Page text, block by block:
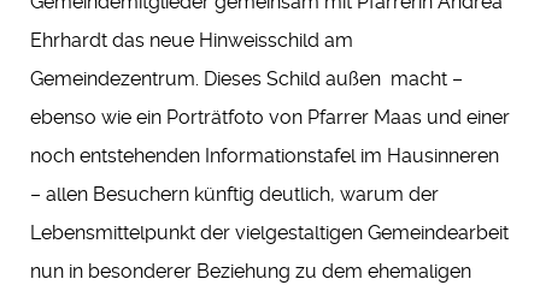
Ehrhardt das neue Hinweisschild am
Gemeindezentrum. Dieses Schild außen macht –
ebenso wie ein Porträtfoto von Pfarrer Maas und einer
noch entstehenden Informationstafel im Hausinneren
– allen Besuchern künftig deutlich, warum der
Lebensmittelpunkt der vielgestaltigen Gemeindearbeit
nun in besonderer Beziehung zu dem ehemaligen